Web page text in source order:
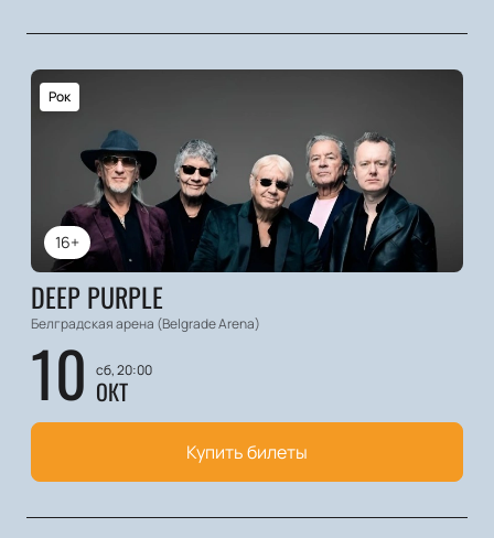
16+
Рок
DEEP PURPLE
Белградская арена (Belgrade Arena)
10 сб, 20:00
ОКТ
Купить билеты